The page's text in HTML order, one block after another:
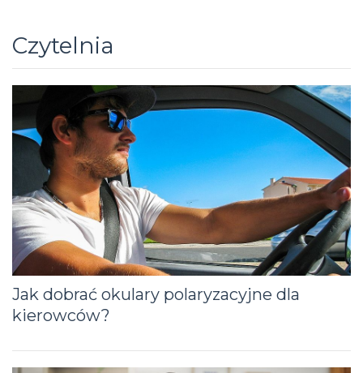
Czytelnia
Jak dobrać okulary polaryzacyjne dla
kierowców?